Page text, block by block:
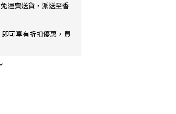
運費送貨，派送至香
可享有折扣優惠，買